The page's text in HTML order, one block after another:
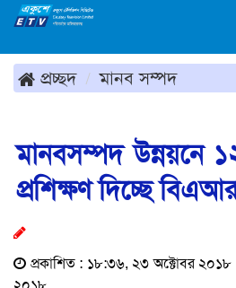
প্রচ্ছদ মানব সম্পদ
মানবসম্পদ উন্নয়নে
প্রশিক্ষণ দিচ্ছে
প্রকাশিত : ১৮:৩৬, ২৩ অক্টোবর ২০১৮